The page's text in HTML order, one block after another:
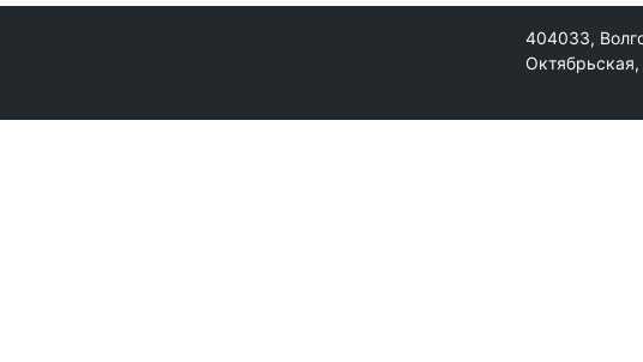
404033,
Октябрьская,